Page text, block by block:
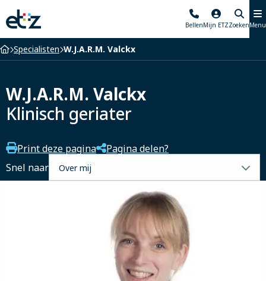
Elisabeth-
TweeSteden
Ziekenhuis
BellenMijn ETZZoekenMenu
Home
Specialisten W.J.A.R.M. Valckx
W.J.A.R.M. Valckx
Klinisch geriater
Print deze pagina
Pagina delen?
Snel naar